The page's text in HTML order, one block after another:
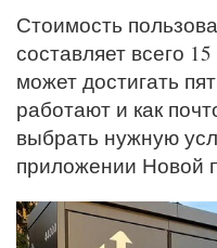
Стоимость
составляет всего
может достигать
работают и как
выбрать нужную
приложении Новой